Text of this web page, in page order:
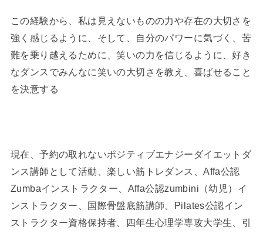
この経験から、私は見えないものの力や存在の大切さを
強く感じるように、そして、自分のパワーに気づく、苦
難を乗り越えるために、笑いの力を信じるように、好き
なダンスでみんなに笑いの大切さを教え、喜ばせること
を決意する
現在、予約の取れないポジティブエナジーダイエットダ
ンス講師として活動、楽しい筋トレダンス、Affa公認
Zumbaインストラクター、Affa公認zumbini（幼児）イ
ンストラクター、国際骨盤底筋講師、Pilates公認イン
ストラクター資格保持者、四年生心理学専攻大学生、引